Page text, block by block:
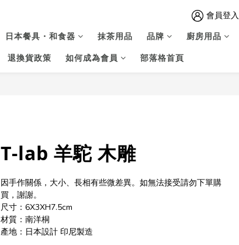
會員登入
日本餐具・和食器 抹茶用品 品牌 廚房用品
退換貨政策 如何成為會員 部落格首頁
T-lab 羊駝 木雕
因手作關係，大小、長相有些微差異。如無法接受請勿下單購
買，謝謝。
尺寸：6X3XH7.5cm
材質：南洋桐
產地：日本設計 印尼製造